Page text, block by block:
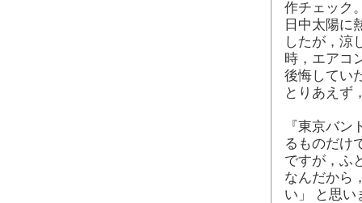
作チェック
日中太陽に
したが，涼
時，エアコ
後悔してい
とりあえず
『東京バ
るものだけ
ですが，ふ
なんだから
い」 と思